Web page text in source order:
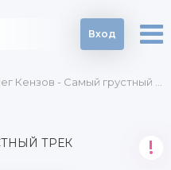
Вход
Кензов - Самый грустный трек
ТРЕК !